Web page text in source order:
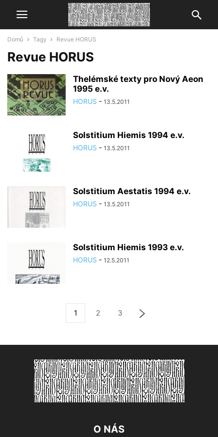
Domů Tagy Revue HORUS
Revue HORUS
Thelémské texty pro Nový Aeon
1995 e.v.
HORUS - 13.5.2011
Solstitium Hiemis 1994 e.v.
HORUS - 13.5.2011
Solstitium Aestatis 1994 e.v.
HORUS - 13.5.2011
Solstitium Hiemis 1993 e.v.
HORUS - 12.5.2011
1 2 3
O NÁS